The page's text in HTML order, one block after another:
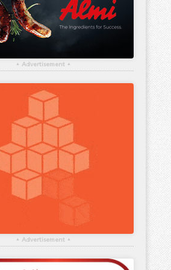
▴ Advertisement ▴
▴ Advertisement ▴